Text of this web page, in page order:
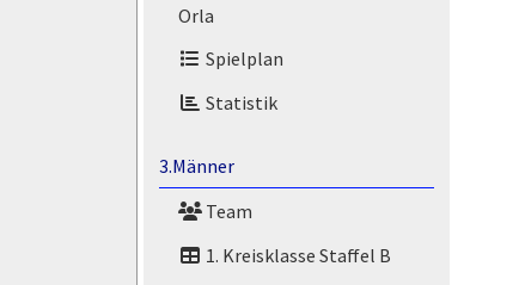
Orla
Spielplan
Statistik
3.Männer
Team
1. Kreisklasse Staffel B